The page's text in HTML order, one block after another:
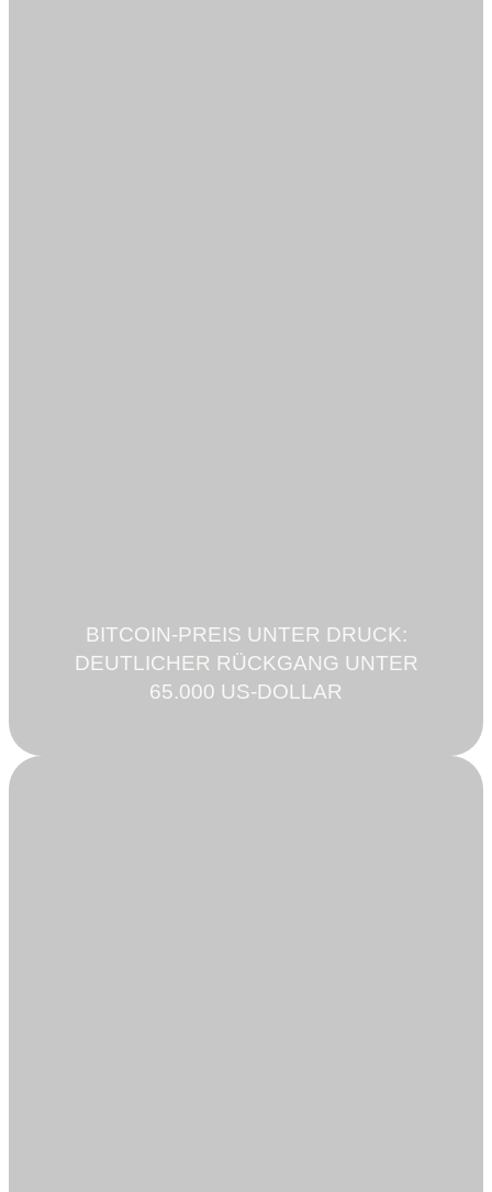
BITCOIN-PREIS UNTER DRUCK:
DEUTLICHER RÜCKGANG UNTER
65.000 US-DOLLAR